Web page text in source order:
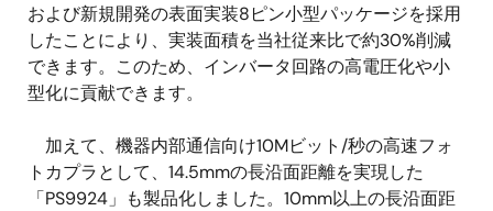
および新規開発の表面実装8ピン小型パッケージを採用
したことにより、実装面積を当社従来比で約30%削減
できます。このため、インバータ回路の高電圧化や小
型化に貢献できます。
加えて、機器内部通信向け10Mビット/秒の高速フォ
トカプラとして、14.5mmの長沿面距離を実現した
「PS9924」も製品化しました。10mm以上の長沿面距